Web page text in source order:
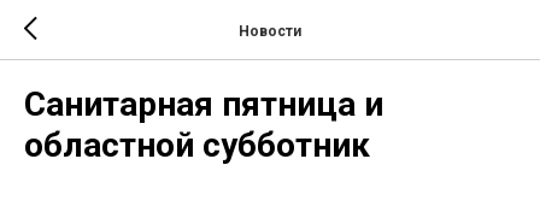
Новости
Cанитарная пятница и
областной субботник